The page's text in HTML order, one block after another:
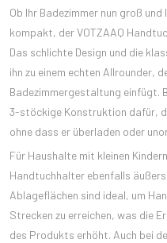
Ob Ihr Badezimmer nun groß
kompakt, der VOTZAAQ
Das schlichte Design und die
ihn zu einem echten Allrounder,
Badezimmergestaltung einfügt.
3-stöckige Konstruktion dafür,
ohne dass er überladen oder
Für Haushalte mit kleinen
Handtuchhalter ebenfalls
Ablageflächen sind ideal, um
Strecken zu erreichen, was die
des Produkts erhöht. Auch bei